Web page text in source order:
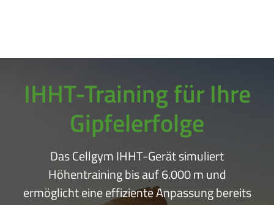
IHHT-Training für Ihre
Gipfelerfolge
Das Cellgym IHHT-Gerät simuliert
Höhentraining bis auf 6.000 m und
ermöglicht eine effiziente Anpassung bereits